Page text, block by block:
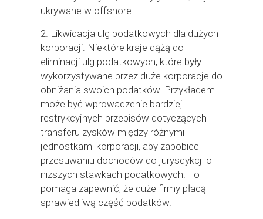
ukrywane w offshore.
2. Likwidacja ulg podatkowych dla dużych
korporacji: Niektóre kraje dążą do
eliminacji ulg podatkowych, które były
wykorzystywane przez duże korporacje do
obniżania swoich podatków. Przykładem
może być wprowadzenie bardziej
restrykcyjnych przepisów dotyczących
transferu zysków między różnymi
jednostkami korporacji, aby zapobiec
przesuwaniu dochodów do jurysdykcji o
niższych stawkach podatkowych. To
pomaga zapewnić, że duże firmy płacą
sprawiedliwą część podatków.